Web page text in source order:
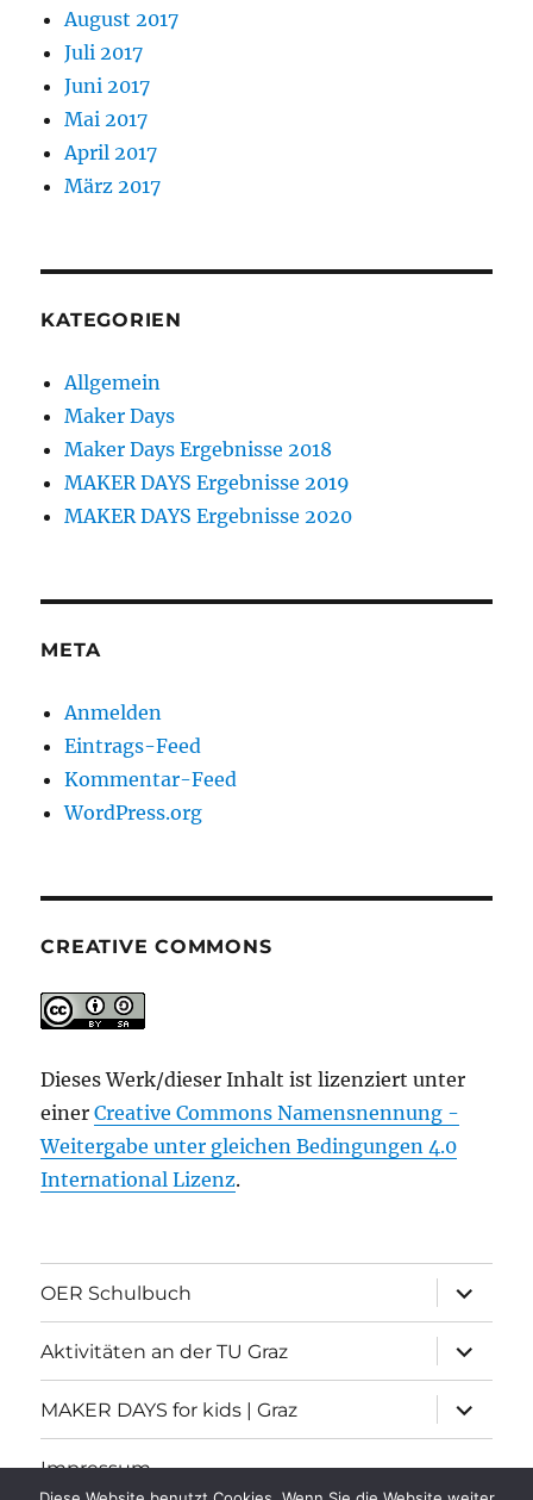
August 2017
Juli 2017
Juni 2017
Mai 2017
April 2017
März 2017
KATEGORIEN
Allgemein
Maker Days
Maker Days Ergebnisse 2018
MAKER DAYS Ergebnisse 2019
MAKER DAYS Ergebnisse 2020
META
Anmelden
Eintrags-Feed
Kommentar-Feed
WordPress.org
CREATIVE COMMONS
Dieses Werk/dieser Inhalt ist lizenziert unter
einerCreative Commons Namensnennung -
Weitergabe unter gleichen Bedingungen 4.0
International Lizenz.
OER Schulbuch
öffnen
Aktivitäten an der TU Graz
öffnen
MAKER DAYS for kids | Graz
öffnen
Impressum